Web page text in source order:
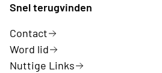
Snel terugvinden
Contact
Word lid
Nuttige Links